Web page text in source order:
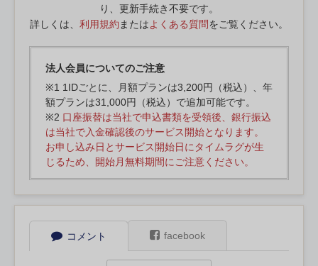
り、更新手続き不要です。
詳しくは、 利用規約 またはよくある質問をご覧ください。
法人会員についてのご注意
※1 1IDごとに、月額プランは3,200円（税込）、年
額プランは31,000円（税込）で追加可能です。
※2 口座振替は当社で申込書類を受領後、銀行振込
は当社で入金確認後のサービス開始となります。
お申し込み日とサービス開始日にタイムラグが生
じるため、開始月無料期間にご注意ください。
コメント facebook